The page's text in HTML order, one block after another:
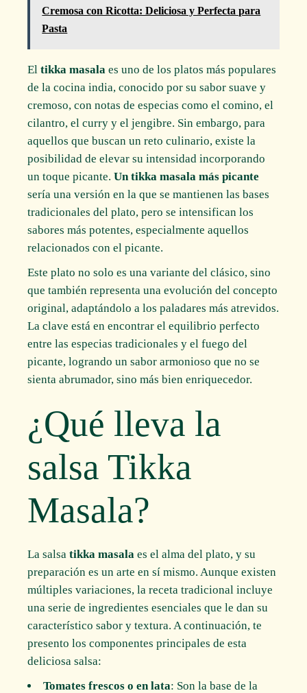
Cremosa con Ricotta: Deliciosa y Perfecta para
Pasta
Eltikka masala es uno de los platos más populares
de la cocina india, conocido por su sabor suave y
cremoso, con notas de especias como el comino, el
cilantro, el curry y el jengibre. Sin embargo, para
aquellos que buscan un reto culinario, existe la
posibilidad de elevar su intensidad incorporando
un toque picante.Un tikka masala más picante
sería una versión en la que se mantienen las bases
tradicionales del plato, pero se intensifican los
sabores más potentes, especialmente aquellos
relacionados con el picante.
Este plato no solo es una variante del clásico, sino
que también representa una evolución del concepto
original, adaptándolo a los paladares más atrevidos.
La clave está en encontrar el equilibrio perfecto
entre las especias tradicionales y el fuego del
picante, logrando un sabor armonioso que no se
sienta abrumador, sino más bien enriquecedor.
¿Qué lleva la
salsa Tikka
Masala?
La salsatikka masala es el alma del plato, y su
preparación es un arte en sí mismo. Aunque existen
múltiples variaciones, la receta tradicional incluye
una serie de ingredientes esenciales que le dan su
característico sabor y textura. A continuación, te
presento los componentes principales de esta
deliciosa salsa:
Tomates frescos o en lata: Son la base de la